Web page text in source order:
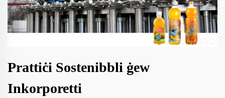
Prattiċi Sostenibbli ġew
Inkorporetti